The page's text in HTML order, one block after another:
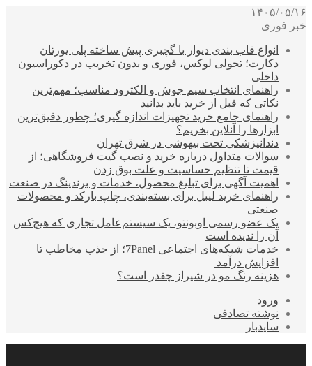
۱۴۰۵/۰۵/۱۶
خبر فوری
انواع قاب بندی دیوار با گچبری پیش ساخته پلی یورتان
دکارت؛ تحولی لوکس، فوری و بدون تخریب در دکوراسیون
داخلی
راهنمای انتخاب سیم جوش و الکترود مناسب؛ مهم‌ترین
نکاتی که قبل از خرید باید بدانید
راهنمای جامع خرید تجهیزات اندازه گیری؛ چطور دقیق‌ترین
ابزارها را آنلاین بخریم؟
دندانپزشکی تحت بیهوشی در شرق تهران
سوالات متداول درباره خرید و نصب گیت فروشگاهی؛ از
قیمت تا تنظیم حساسیت و علت بوق زدن
اهمیت آگهی برای تبلیغ محصول، خدمات و برندینگ در صنعت
راهنمای خرید لیبل برای بسته‌بندی، چاپ بارکد و محصولات
صنعتی
یک عضو رسمی اوبونتو، یک سیستم‌عامل تجاری که هیچ‌کس
آن را ندیده است
خدمات شبکه‌های اجتماعی 7Panel؛ از جذب مخاطب تا
افزایش درآمد
هزینه رنگ مو در شیراز چقدر است؟
ورود
نوشته تصادفی
سایدبار